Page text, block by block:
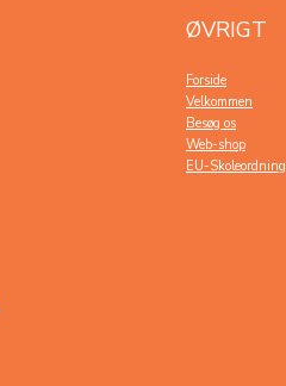
ØVRIGT
Forside
Velkommen
Besøg os
Web-shop
EU-Skoleordning